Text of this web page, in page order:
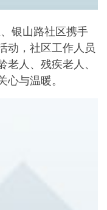
银山路社区携手
动，社区工作人员
人、残疾老人、
与温暖。